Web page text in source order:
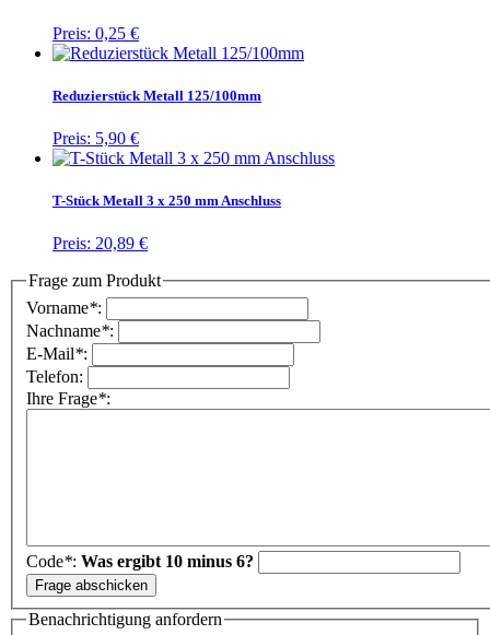
Preis: 0,25 €
Reduzierstück Metall 125/100mm
Preis: 5,90 €
T-Stück Metall 3 x 250 mm Anschluss
Preis: 20,89 €
Frage zum Produkt
Vorname*:
Nachname*:
E-Mail*:
Telefon:
Ihre Frage*:
Code*: Was ergibt 10 minus 6?
Benachrichtigung anfordern